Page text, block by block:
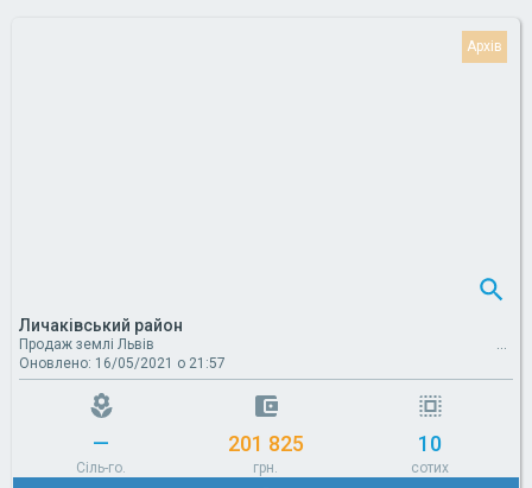
Личаківський район
Продаж землі Львів
Оновлено: 16/05/2021 о 21:57
—
Сіль-го.
201 825
грн.
10
сотих